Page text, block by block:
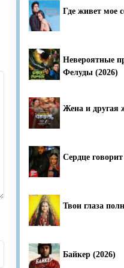
Где живет мое
Невероятные
Фелуды (2026)
Жена и другая
Сердце
Твои глаза
Байкер (2026)